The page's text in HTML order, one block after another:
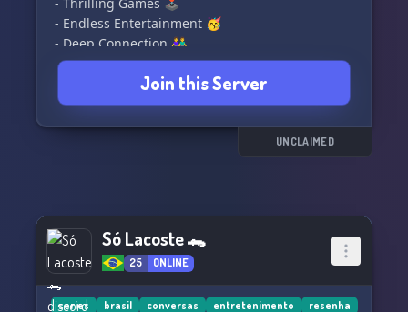
- Endless Entertainment 🥳
- Deep Connection 👫
🏰 Dynasty Society #2K is your go-to haven!
✅ Featuring:
- Active Members ready to welcome you 🤗
📢 Plus, we're on the lookout for dedicated staff
members!
- Be part of our team 🛠️
Join this Server
UNCLAIMED
Só Lacoste 🐊
25 ONLINE
series brasil conversas entretenimento resenha